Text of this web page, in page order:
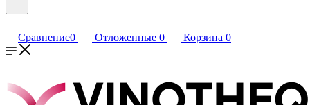
Сравнение0 Отложенные 0 Корзина 0